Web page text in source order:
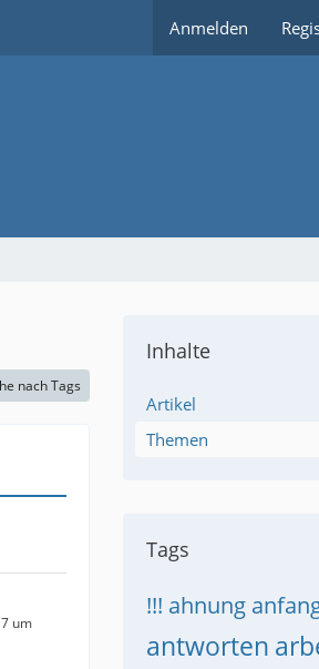
Anmelden
nach Tags
um
Inhalte
Artikel
Themen
Tags
!!! ahnung
antworten